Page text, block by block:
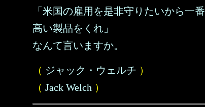
「米国の雇用を是非守りたいから一番
高い製品をくれ」
なんて言いますか。
（ ジャック・ウェルチ ）
（ Jack Welch ）